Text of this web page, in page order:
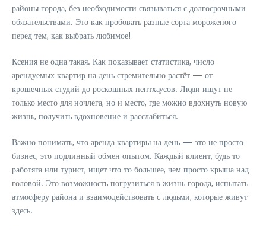
районы города, без необходимости связываться с долгосрочными
обязательствами. Это как пробовать разные сорта мороженого
перед тем, как выбрать любимое!
Ксения не одна такая. Как показывает статистика, число
арендуемых квартир на день стремительно растёт — от
крошечных студий до роскошных пентхаусов. Люди ищут не
только место для ночлега, но и место, где можно вдохнуть новую
жизнь, получить вдохновение и расслабиться.
Важно понимать, что аренда квартиры на день — это не просто
бизнес, это подлинный обмен опытом. Каждый клиент, будь то
работяга или турист, ищет что-то большее, чем просто крыша над
головой. Это возможность погрузиться в жизнь города, испытать
атмосферу района и взаимодействовать с людьми, которые живут
здесь.